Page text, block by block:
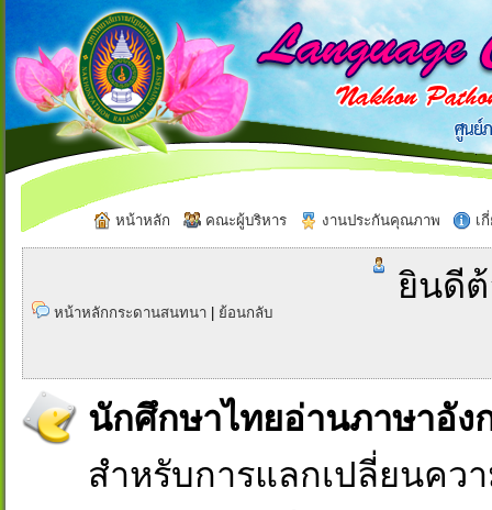
หน้าหลัก คณะผู้บริหาร งานประกันคุณภาพ เ
หน้าหลักกระดานสนทนา ย้อนกลับ
ยินดี
นักศึกษาไทยอ่านภาษาอัง
สำหรับการแลกเปลี่ยนคว